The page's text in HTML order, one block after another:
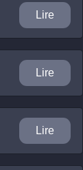
Lire
Lire
Lire